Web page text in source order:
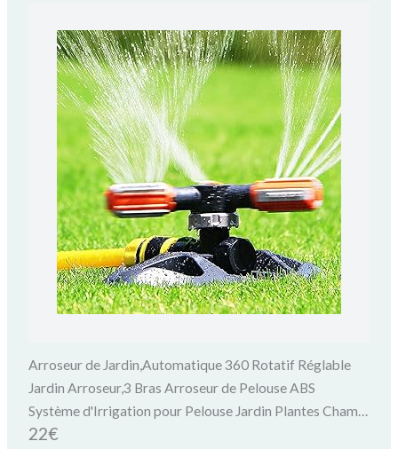
Arroseur de Jardin,Automatique 360 Rotatif Réglable
Jardin Arroseur,3 Bras Arroseur de Pelouse ABS
Système d'Irrigation pour Pelouse Jardin Plantes Champ
de Légumes Enfants Jouant
22€